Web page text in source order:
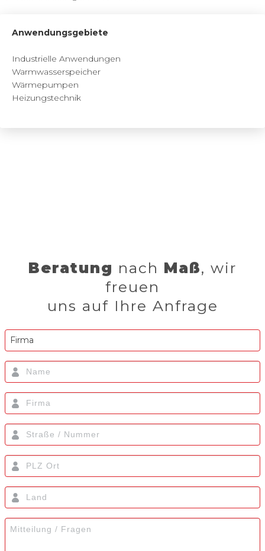
Anwendungsgebiete
Industrielle Anwendungen
Warmwasserspeicher
Wärmepumpen
Heizungstechnik
Beratung nach Maß, wir
freuen
uns auf Ihre Anfrage